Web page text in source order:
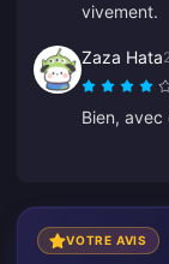
vivement.
Zaza Hata
Bien,
VOTRE AVIS